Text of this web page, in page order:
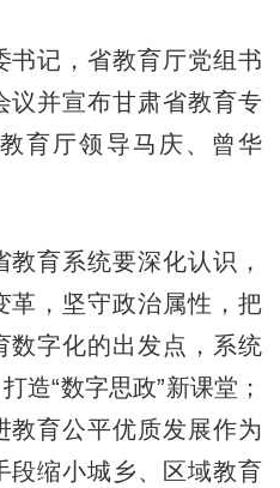
记，省教育厅党组书
议并宣布甘肃省教育专
育厅领导马庆、曾华
育系统要深化认识，
革，坚守政治属性，把
数字化的出发点，系统
造“数字思政”新课堂；
教育公平优质发展作为
段缩小城乡、区域教育